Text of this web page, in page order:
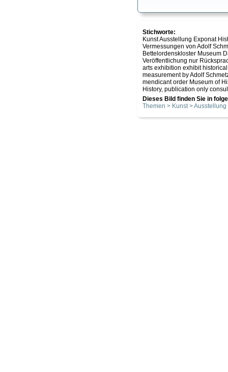
Stichworte:
Kunst Ausstellung Exponat
Vermessungen von Adolf
Bettelordenskloster Museum
Veröffentlichung nur
arts exhibition exhibit
measurement by Adolf
mendicant order Museum of
History, publication only
Dieses Bild finden Sie in
Themen > Kunst > Ausstellung